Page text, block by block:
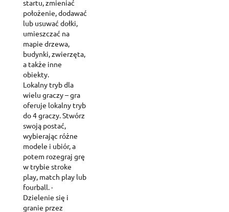
startu, zmieniać
położenie, dodawać
lub usuwać dołki,
umieszczać na
mapie drzewa,
budynki, zwierzęta,
a także inne
obiekty.
Lokalny tryb dla
wielu graczy – gra
oferuje lokalny tryb
do 4 graczy. Stwórz
swoją postać,
wybierając różne
modele i ubiór, a
potem rozegraj grę
w trybie stroke
play, match play lub
fourball. ·
Dzielenie się i
granie przez